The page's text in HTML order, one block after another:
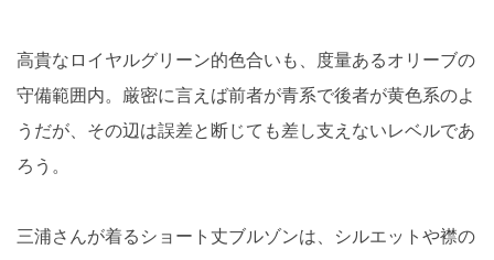
高貴なロイヤルグリーン的色合いも、度量あるオリーブの
守備範囲内。厳密に言えば前者が青系で後者が黄色系のよ
うだが、その辺は誤差と断じても差し支えないレベルであ
ろう。
三浦さんが着るショート丈ブルゾンは、シルエットや襟の